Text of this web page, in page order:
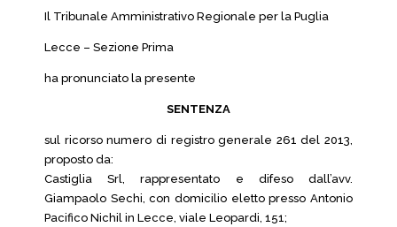
Il Tribunale Amministrativo Regionale per la Puglia
Lecce – Sezione Prima
ha pronunciato la presente
SENTENZA
sul ricorso numero di registro generale 261 del 2013,
proposto da:
Castiglia Srl, rappresentato e difeso dall’avv.
Giampaolo Sechi, con domicilio eletto presso Antonio
Pacifico Nichil in Lecce, viale Leopardi, 151;